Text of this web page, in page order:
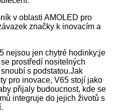
v oblasti AMOLED pro
značky k inovacím a
nejsou jen chytré hodinky;je
prostředí nositelných
s podstatou.Jak
pro inovace, V65 stojí jako
přijaly budoucnost, kde se
integruje do jejich životů s